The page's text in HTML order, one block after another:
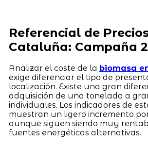
Referencial de
Cataluña: Campaña
Analizar el coste de la biomasa
exige diferenciar el tipo de
localización. Existe una gran
adquisición de una tonelada a
individuales. Los indicadores de
muestran un ligero incremento
aunque siguen siendo muy
fuentes energéticas alternativas.